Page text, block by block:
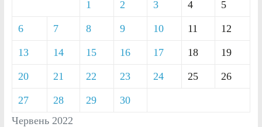
Червень 2022
1 2 3 4 5
6 7 8 9 10 11 12
13 14 15 16 17 18 19
20 21 22 23 24 25 26
27 28 29 30